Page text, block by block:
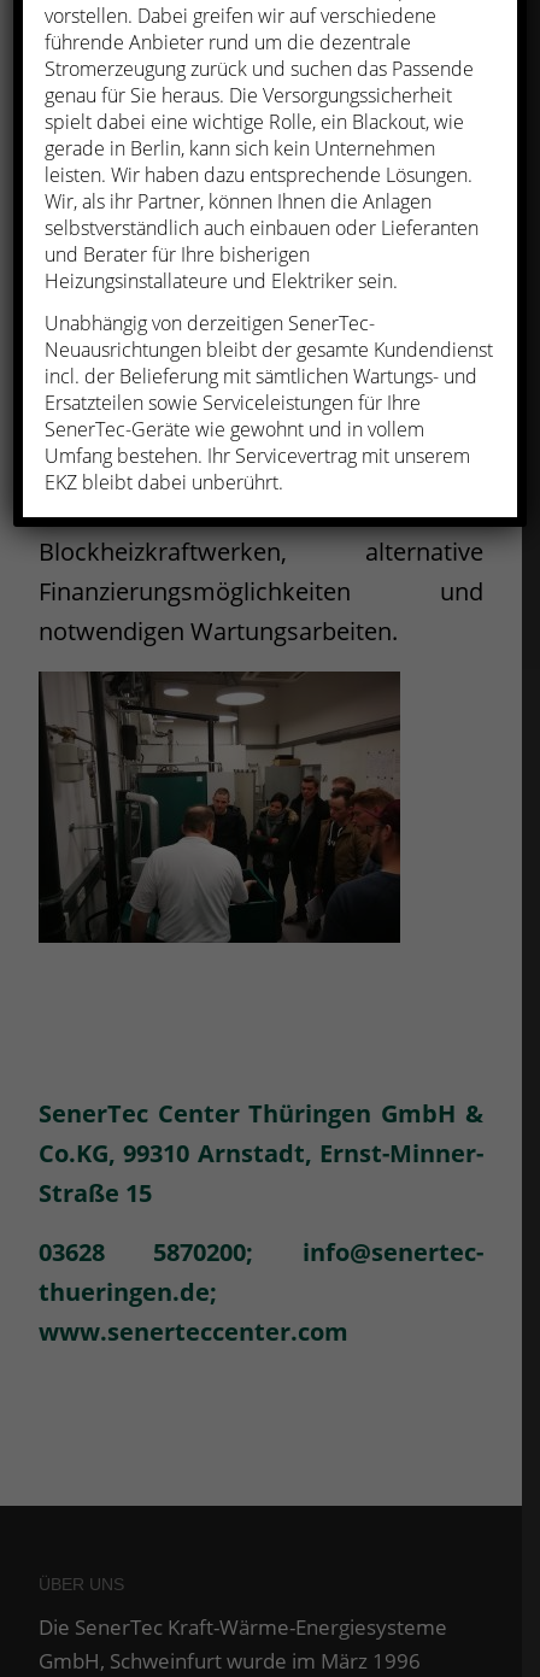
Kindertagesstätten,
Verwaltungsgebäuden, Autohäusern,
Gewerbeeinheiten und
Mehrfamilienhäusern zum Einsatz
kommt. Auch die neueste
Heizungstechnologie, die
Brennstoffzelle für den Neubau im
Einfamilienhaus, wurde unter großen
Interesse vorgestellt. Interessant
waren natürlich auch
Vergleichsrechnungen zu anderen
Heizungssystemen, alle Fragen rund
um die Förderung von
Blockheizkraftwerken, alternative
Finanzierungsmöglichkeiten und
notwendigen Wartungsarbeiten.
SenerTec Center Thüringen GmbH &
Co.KG, 99310 Arnstadt, Ernst-Minner-
Straße 15
03628 5870200; info@senertec-
thueringen.de;
www.senerteccenter.com
ÜBER UNS
Die SenerTec Kraft-Wärme-Energiesysteme
GmbH, Schweinfurt wurde im März 1996
vorstellen. Dabei greifen wir auf verschiedene
führende Anbieter rund um die dezentrale
Stromerzeugung zurück und suchen das Passende
genau für Sie heraus. Die Versorgungssicherheit
spielt dabei eine wichtige Rolle, ein Blackout, wie
gerade in Berlin, kann sich kein Unternehmen
leisten. Wir haben dazu entsprechende Lösungen.
Wir, als ihr Partner, können Ihnen die Anlagen
selbstverständlich auch einbauen oder Lieferanten
und Berater für Ihre bisherigen
Heizungsinstallateure und Elektriker sein.
Unabhängig von derzeitigen SenerTec-
Neuausrichtungen bleibt der gesamte Kundendienst
incl. der Belieferung mit sämtlichen Wartungs- und
Ersatzteilen sowie Serviceleistungen für Ihre
SenerTec-Geräte wie gewohnt und in vollem
Umfang bestehen. Ihr Servicevertrag mit unserem
EKZ bleibt dabei unberührt.